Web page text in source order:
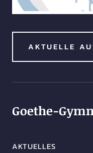
AKTUELLE
Goethe-
AKTUELLES